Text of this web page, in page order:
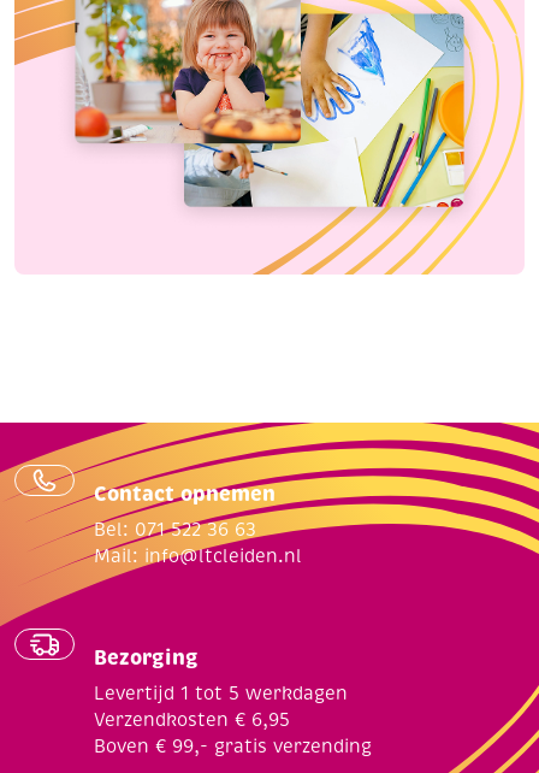
Contact opnemen
Bel: 071 522 36 63
Mail: info@ltcleiden.nl
Bezorging
Levertijd 1 tot 5 werkdagen
Verzendkosten € 6,95
Boven € 99,- gratis verzending